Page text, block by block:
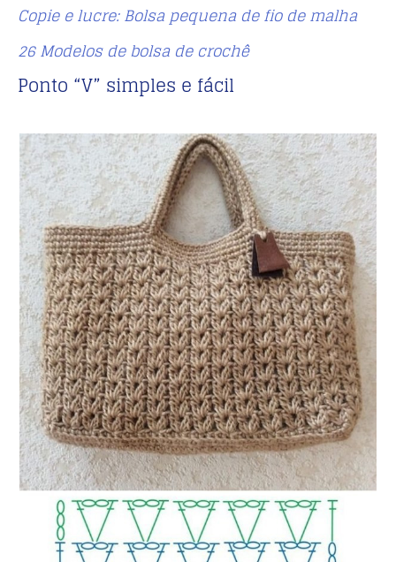
Copie e lucre: Bolsa pequena de fio de malha
26 Modelos de bolsa de crochê
Ponto “V” simples e fácil